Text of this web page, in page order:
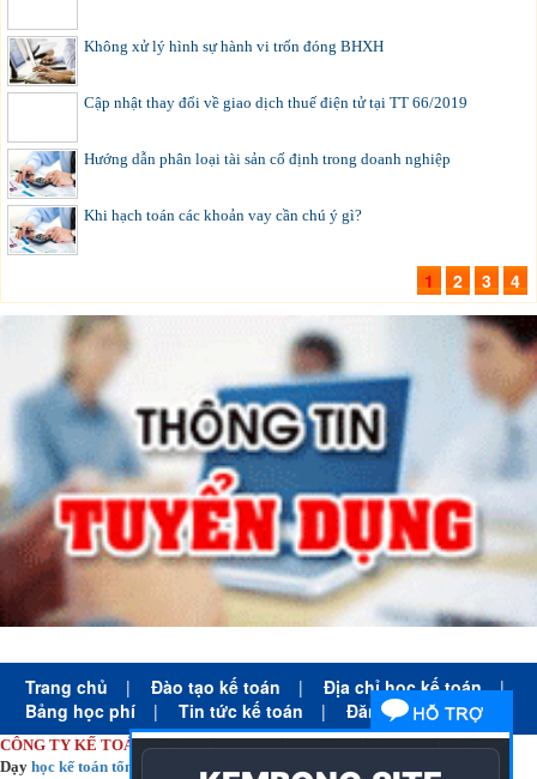
Không xử lý hình sự hành vi trốn đóng BHXH
Cập nhật thay đổi về giao dịch thuế điện tử tại TT 66/2019
Hướng dẫn phân loại tài sản cố định trong doanh nghiệp
Khi hạch toán các khoản vay cần chú ý gì?
1 2 3 4
Trang chủ | Đào tạo kế toán | Địa chỉ học kế toán
|
Bảng học phí
| Tin tức kế toán | Đăng ký học
CÔNG TY KẾ TOÁN HÀ NỘI
Dạy học kế toán tổng hợp